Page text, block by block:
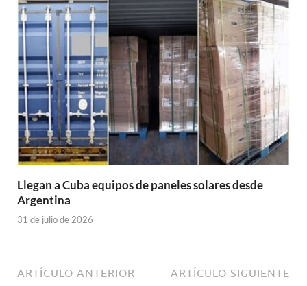
Llegan a Cuba equipos de paneles solares desde
Argentina
31 de julio de 2026
ARTÍCULO ANTERIOR ARTÍCULO SIGUIENTE